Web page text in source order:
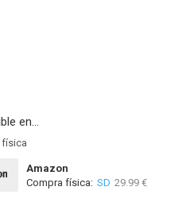
en...
física
Amazon
Compra física: SD 29.99 €